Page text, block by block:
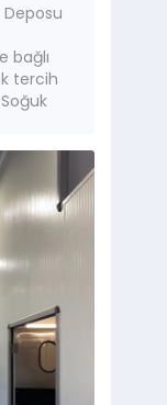
Deposu
bağlı
tercih
ve